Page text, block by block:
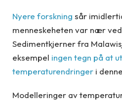
Nyere forskning sår
menneskeheten var nær
Sedimentkjerner fra
eksempel ingen tegn på at
temperaturendringer i
Modelleringer av